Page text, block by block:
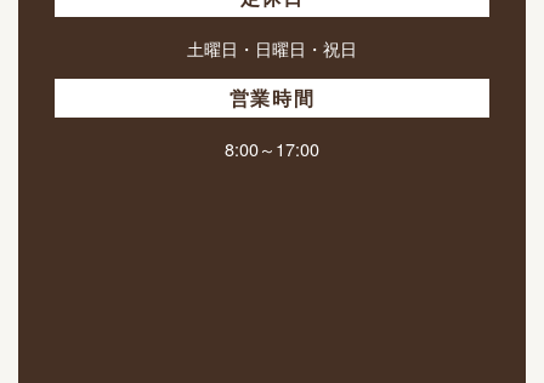
土曜日・日曜日・祝日
営業時間
8:00～17:00